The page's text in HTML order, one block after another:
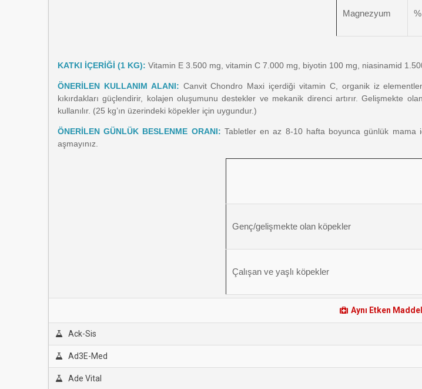
Magnezyum
KATKI İÇERİĞİ (1 KG): Vitamin E 3.500 mg, vitamin C 7.000 mg, biyotin 100 mg, niasinamid
ÖNERİLEN KULLANIM ALANI: Canvit Chondro Maxi içerdiği vitamin C, organik iz
kıkırdakları güçlendirir, kolajen oluşumunu destekler ve mekanik direnci artırır. Gelişmekte
kullanılır. (25 kg’ın üzerindeki köpekler için uygundur.)
ÖNERİLEN GÜNLÜK BESLENME ORANI: Tabletler en az 8-10 hafta boyunca günlük mama
aşmayınız.
Genç/gelişmekte olan köpekler
Çalışan ve yaşlı köpekler
Aynı Etken
Ack-Sis
Ad3E-Med
Ade Vital